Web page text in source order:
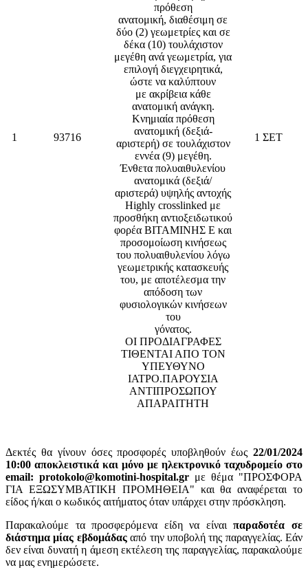
1 93716
πρόθεση
ανατομική, διαθέσιμη σε
δύο (2) γεωμετρίες και σε
δέκα (10) τουλάχιστον
μεγέθη ανά γεωμετρία, για
επιλογή διεγχειρητικά,
ώστε να καλύπτουν
με ακρίβεια κάθε
ανατομική ανάγκη.
Κνημιαία πρόθεση
ανατομική (δεξιά-
αριστερή) σε τουλάχιστον
εννέα (9) μεγέθη.
Ένθετα πολυαιθυλενίου
ανατομικά (δεξιά/
αριστερά) υψηλής αντοχής
Highly crosslinked με
προσθήκη αντιοξειδωτικού
φορέα ΒΙΤΑΜΙΝΗΣ Ε και
προσομοίωση κινήσεως
του πολυαιθυλενίου λόγω
γεωμετρικής κατασκευής
του, με αποτέλεσμα την
απόδοση των
φυσιολογικών κινήσεων
του
γόνατος.
ΟΙ ΠΡΟΔΙΑΓΡΑΦΕΣ
ΤΙΘΕΝΤΑΙ ΑΠΟ ΤΟΝ
ΥΠΕΥΘΥΝΟ
ΙΑΤΡΟ.ΠΑΡΟΥΣΙΑ
ΑΝΤΙΠΡΟΣΩΠΟΥ
ΑΠΑΡΑΙΤΗΤΗ
1 ΣΕΤ
Δεκτές θα γίνουν όσες προσφορές υποβληθούν έως 22/01/2024
10:00 αποκλειστικά και μόνο με ηλεκτρονικό ταχυδρομείο στο
email: protokolo@komotini-hospital.gr με θέμα "ΠΡΟΣΦΟΡΑ
ΓΙΑ ΕΞΩΣΥΜΒΑΤΙΚΗ ΠΡΟΜΗΘΕΙΑ" και θα αναφέρεται το
είδος ή/και ο κωδικός αιτήματος όταν υπάρχει στην πρόσκληση.
Παρακαλούμε τα προσφερόμενα είδη να είναιπαραδοτέα σε
διάστημα μίας εβδομάδαςαπό την υποβολή της παραγγελίας. Εάν
δεν είναι δυνατή η άμεση εκτέλεση της παραγγελίας, παρακαλούμε
να μας ενημερώσετε.